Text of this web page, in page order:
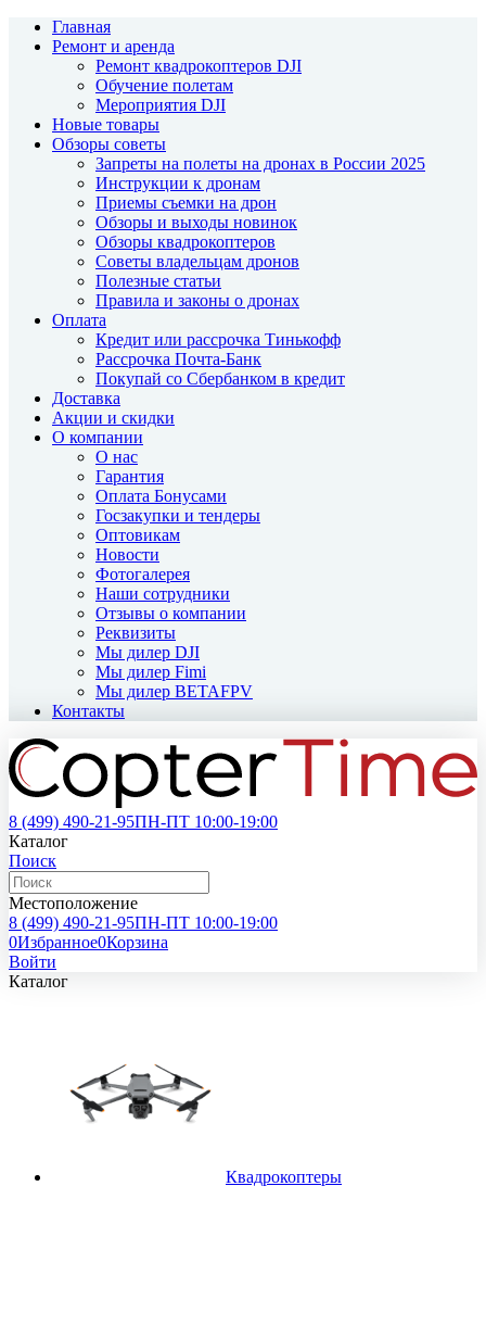
Главная
Ремонт и аренда
Ремонт квадрокоптеров DJI
Обучение полетам
Мероприятия DJI
Новые товары
Обзоры советы
Запреты на полеты на дронах в России 2025
Инструкции к дронам
Приемы съемки на дрон
Обзоры и выходы новинок
Обзоры квадрокоптеров
Советы владельцам дронов
Полезные статьи
Правила и законы о дронах
Оплата
Кредит или рассрочка Тинькофф
Рассрочка Почта-Банк
Покупай со Сбербанком в кредит
Доставка
Акции и скидки
О компании
О нас
Гарантия
Оплата Бонусами
Госзакупки и тендеры
Оптовикам
Новости
Фотогалерея
Наши сотрудники
Отзывы о компании
Реквизиты
Мы дилер DJI
Мы дилер Fimi
Мы дилер BETAFPV
Контакты
8 (499) 490-21-95ПН-ПТ 10:00-19:00
Каталог
Поиск
Местоположение
8 (499) 490-21-95ПН-ПТ 10:00-19:00
0Избранное0Корзина
Войти
Каталог
Квадрокоптеры